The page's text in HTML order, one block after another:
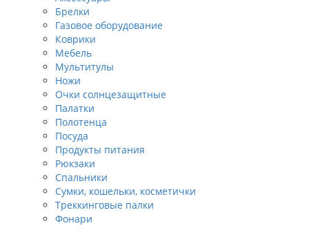
Брелки
Газовое оборудование
Коврики
Мебель
Мультитулы
Ножи
Очки солнцезащитные
Палатки
Полотенца
Посуда
Продукты питания
Рюкзаки
Спальники
Сумки, кошельки, косметички
Треккинговые палки
Фонари